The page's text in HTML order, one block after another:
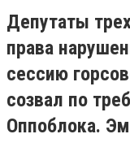
Депутаты
права
сессию
созвал по
Оппоблока.